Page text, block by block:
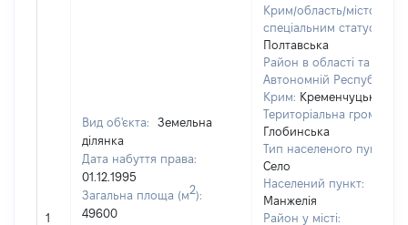
1
Вид об'єкта:
Земельна
ділянка
Дата набуття права:
01.12.1995
Загальна площа (м2):
49600
Крим/область/місто зі
спеціальним статусом:
Полтавська
Район в області та
Автономній Республіці
Крим: Кременчуцький
Територіальна громада:
Глобинська
Тип населеного пункту:
Село
Населений пункт:
Манжелія
Район у місті: